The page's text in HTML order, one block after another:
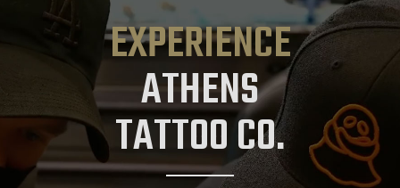
EXPERIENCE
ATHENS
TATTOO CO.